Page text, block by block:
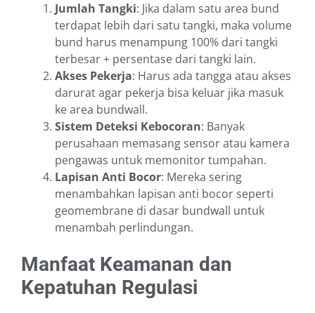
Jumlah Tangki: Jika dalam satu area bund
terdapat lebih dari satu tangki, maka volume
bund harus menampung 100% dari tangki
terbesar + persentase dari tangki lain.
Akses Pekerja: Harus ada tangga atau akses
darurat agar pekerja bisa keluar jika masuk
ke area bundwall.
Sistem Deteksi Kebocoran: Banyak
perusahaan memasang sensor atau kamera
pengawas untuk memonitor tumpahan.
Lapisan Anti Bocor: Mereka sering
menambahkan lapisan anti bocor seperti
geomembrane di dasar bundwall untuk
menambah perlindungan.
Manfaat Keamanan dan
Kepatuhan Regulasi